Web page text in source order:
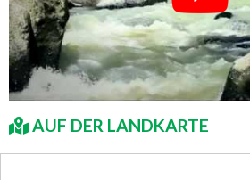
AUF DER LANDKARTE